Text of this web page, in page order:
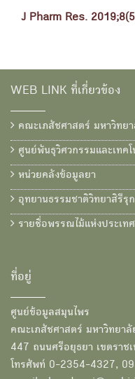
J Pharm Res.
WEB LINK ที่เกี่ยวข้อง
คณะเภสัชศาสตร์ มหาวิทย
ศูนย์พันธุวิศวกรรมและเทค
หน่วยคลังข้อมูลยา
อุทยานธรรมชาติวิทยาสิรีรุ
รายชื่อพรรณไม้แห่งประเท
ที่อยู่
ศูนย์ข้อมูลสมุนไพร
คณะเภสัชศาสตร์ มหาวิทยา
447 ถนนศรีอยุธยา เขตราช
โทรศัพท์ 0-2354-4327,